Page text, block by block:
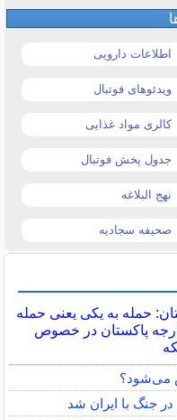
اطلاعات دارویی
ویدئوهای فوتبال
کالری مواد غذایی
جدول پخش فوتبال
نهج البلاغه
صحیفه سجادیه
حمله به یکی یعنی حمله
پاکستان در خصوص
می‌شود؟
جنگ با ایران شد